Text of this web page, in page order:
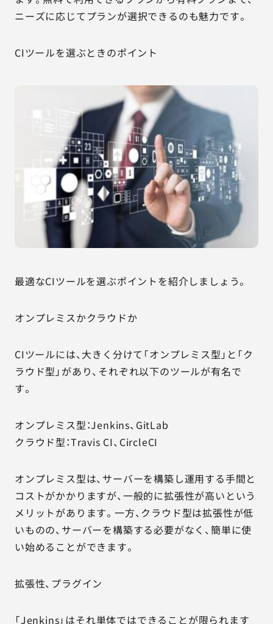
ニーズに応じてプランが選択できるのも魅力です。
CIツールを選ぶときのポイント
最適なCIツールを選ぶポイントを紹介しましょう。
オンプレミスかクラウドか
CIツールには、大きく分けて「オンプレミス型」と「ク
ラウド型」があり、それぞれ以下のツールが有名で
す。
オンプレミス型：Jenkins、GitLab
クラウド型：Travis CI、CircleCI
オンプレミス型は、サーバーを構築し運用する手間と
コストがかかりますが、一般的に拡張性が高いという
メリットがあります。一方、クラウド型は拡張性が低
いものの、サーバーを構築する必要がなく、簡単に使
い始めることができます。
拡張性、プラグイン
「Jenkins」はそれ単体ではできることが限られます